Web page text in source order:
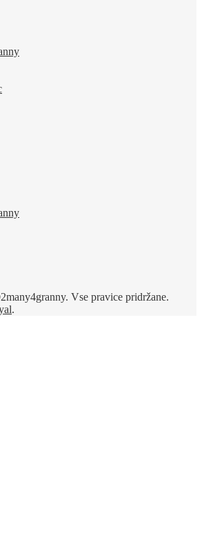
Vse pravice pridržane.
.